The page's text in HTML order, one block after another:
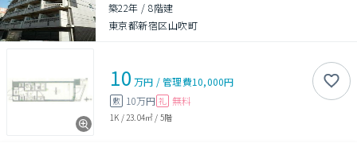
築22年 /8階建
東京都新宿区山吹町
10 万円 /管理費10,000円
敷 10万円 礼 無料
1K / 23.04㎡ / 5階